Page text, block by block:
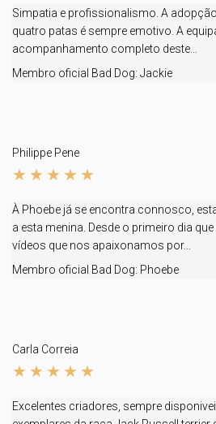
Simpatia e profissionalismo. A
quatro patas é sempre emotivo. A
acompanhamento completo deste...
Membro oficial Bad Dog: Jackie
Philippe Pene
À Phoebe já se encontra connosco,
a esta menina. Desde o primeiro dia
vídeos que nos apaixonamos por...
Membro oficial Bad Dog: Phoebe
Carla Correia
Excelentes criadores, sempre